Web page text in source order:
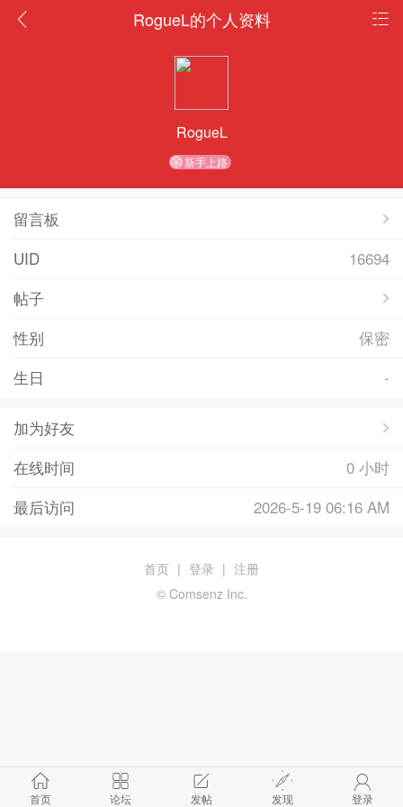
RogueL的个人资料
RogueL
新手上路
留言板
UID
16694
帖子
性别
保密
生日
-
加为好友
在线时间
0 小时
最后访问
2026-5-19 06:16 AM
首页 论坛 发帖 发现 登录
首页 | 登录 | 注册
© Comsenz Inc.